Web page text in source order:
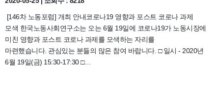
[146차 노동포럼] 개최 안내코로나19 영향과 포스트 코로나 과제
모색 한국노동사회연구소는 오는 6월 19일에 코로나19가 노동시장에
미친 영향과 포스트 코로나 과제를 모색하는 자리를
마련했습니다. 관심있는 분들의 많은 참여 바랍니다. □ 일시 - 2020년
6월 19일(금) 15:30-17:30 □…